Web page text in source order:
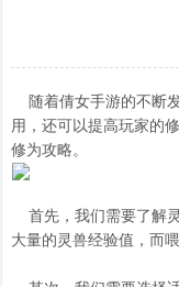
随着倩女手游的不断
用，还可以提高玩家的
修为攻略。
首先，我们需要了解
大量的灵兽经验值，而